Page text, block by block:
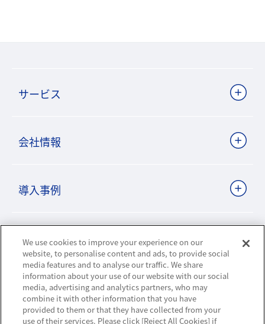
サービス
会社情報
導入事例
ビジネスパートナーサイト
ニュースリリース
お知らせ
We use cookies to improve your experience on our
website, to personalise content and ads, to provide social
media features and to analyse our traffic. We share
information about your use of our website with our social
media, advertising and analytics partners, who may
combine it with other information that you have
provided to them or that they have collected from your
use of their services. Please click [Reject All Cookies] if